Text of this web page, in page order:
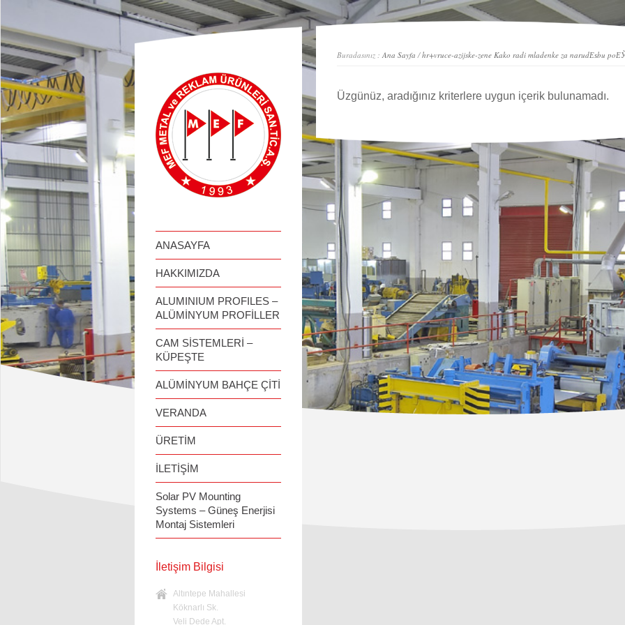
ANASAYFA
HAKKIMIZDA
ALUMINIUM PROFILES –
ALÜMİNYUM PROFİLLER
CAM SİSTEMLERİ –
KÜPEŞTE
ALÜMİNYUM BAHÇE ÇİTİ
VERANDA
ÜRETİM
İLETİŞİM
Solar PV Mounting
Systems – Güneş Enerjisi
Montaj Sistemleri
İletişim Bilgisi
Altıntepe Mahallesi
Köknarlı Sk.
Veli Dede Apt.
Buradasınız :Ana Sayfa /hr+vruce-azijske-zene Kako radi mladenke za narudЕѕbu
Üzgünüz, aradığınız kriterlere uygun içerik bulunamadı.